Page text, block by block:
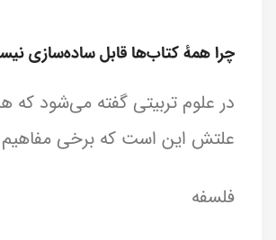
چرا همهٔ کتاب‌ها قابل ساده‌سازی
در علوم تربیتی گفته می‌شود که
علتش این است که برخی مفاهیم
فلسفه